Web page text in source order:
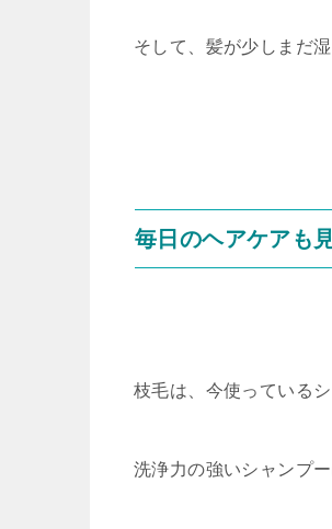
そして、髪が少しまだ
毎日のヘアケアも
枝毛は、今使っている
洗浄力の強いシャンプ